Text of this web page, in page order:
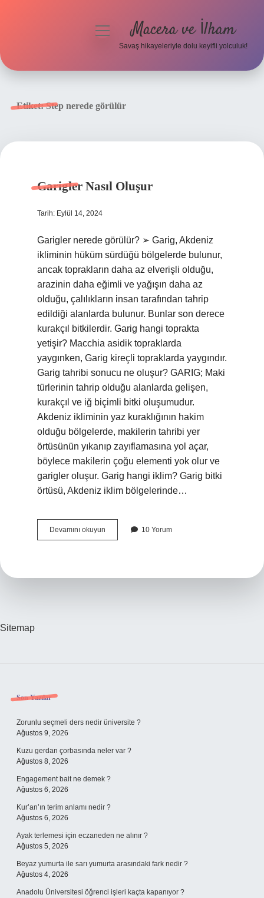
menüyüMacera ve İlham
Savaş hikayeleriyle dolu keyifli yolculuk!
Etiket:Step nerede görülür
Garigler Nasıl Oluşur
Tarih: Eylül 14, 2024
Garigler nerede görülür? ➢ Garig, Akdeniz
ikliminin hüküm sürdüğü bölgelerde bulunur,
ancak toprakların daha az elverişli olduğu,
arazinin daha eğimli ve yağışın daha az
olduğu, çalılıkların insan tarafından tahrip
edildiği alanlarda bulunur. Bunlar son derece
kurakçıl bitkilerdir. Garig hangi toprakta
yetişir? Macchia asidik topraklarda
yaygınken, Garig kireçli topraklarda yaygındır.
Garig tahribi sonucu ne oluşur? GARIG; Maki
türlerinin tahrip olduğu alanlarda gelişen,
kurakçıl ve iğ biçimli bitki oluşumudur.
Akdeniz ikliminin yaz kuraklığının hakim
olduğu bölgelerde, makilerin tahribi yer
örtüsünün yıkanıp zayıflamasına yol açar,
böylece makilerin çoğu elementi yok olur ve
garigler oluşur. Garig hangi iklim? Garig bitki
örtüsü, Akdeniz iklim bölgelerinde…
Devamını okuyun
Nasıl
10 Yorum
Sitemap
Sidebar
Son Yazılar
Zorunlu seçmeli ders nedir üniversite ?
Ağustos 9, 2026
Kuzu gerdan çorbasında neler var ?
Ağustos 8, 2026
Engagement bait ne demek ?
Ağustos 6, 2026
Kur’an’ın terim anlamı nedir ?
Ağustos 6, 2026
Ayak terlemesi için eczaneden ne alınır ?
Ağustos 5, 2026
Beyaz yumurta ile sarı yumurta arasındaki fark nedir ?
Ağustos 4, 2026
Anadolu Üniversitesi öğrenci işleri kaçta kapanıyor ?